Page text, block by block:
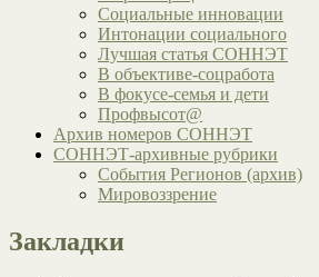
Социальные инновации
Интонации социального
Лучшая статья СОННЭТ
В объективе-соцработа
В фокусе-семья и дети
Профвысот@
Архив номеров СОННЭТ
СОННЭТ-архивные рубрики
События Регионов (архив)
Мировоззрение
Закладки